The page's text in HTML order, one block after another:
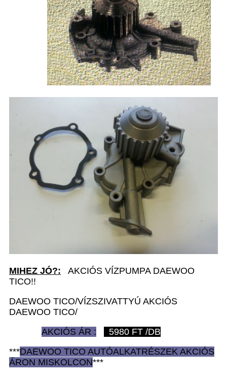
MIHEZ JÓ?: AKCIÓS VÍZPUMPA DAEWOO
TICO!!
DAEWOO TICO/VÍZSZIVATTYÚ AKCIÓS
DAEWOO TICO/
AKCIÓS ÁR :
5980 FT /DB
***DAEWOO TICO AUTÓALKATRÉSZEK AKCIÓS
ÁRON MISKOLCON***